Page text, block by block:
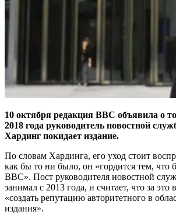
10 октября редакция BBC объявила о
2018 года руководитель новостной
Хардинг покидает издание.
По словам Хардинга, его уход стоит
как бы то ни было, он «гордится тем, что
BBC». Пост руководителя новостной
занимал с 2013 года, и считает, что за это
«создать репутацию авторитетного в
издания».